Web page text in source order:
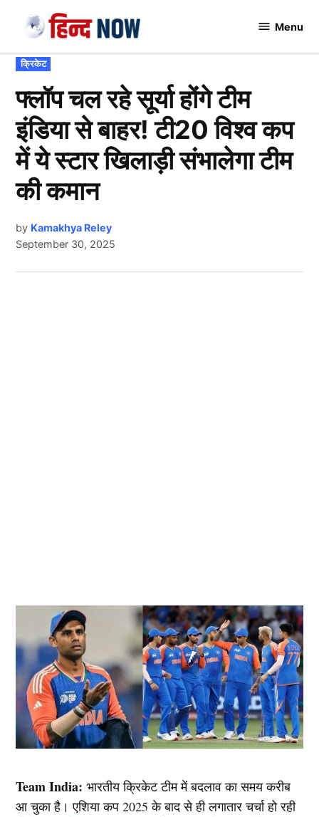
content
Menu
POSTED
IN
क्रिकेट
फ्लॉप चल रहे सूर्या होंगे टीम
इंडिया से बाहर! टी20 विश्व कप
में ये स्टार खिलाड़ी संभालेगा टीम
की कमान
by Kamakhya Reley
September 30, 2025
Team India:भारतीय क्रिकेट टीम में बदलाव का समय करीब
आ चुका है। एशिया कप 2025 के बाद से ही लगातार चर्चा हो रही